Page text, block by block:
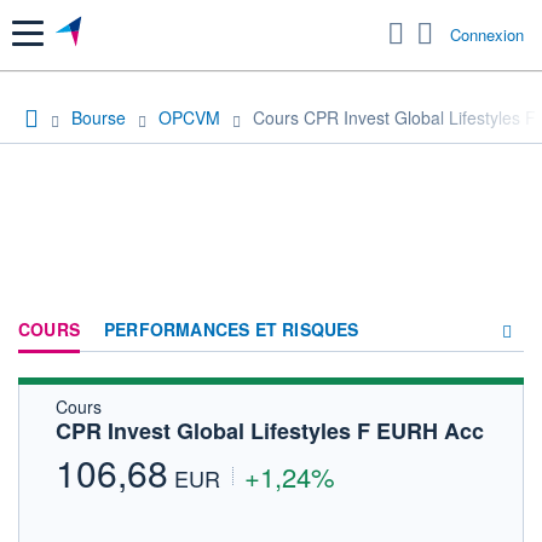
Menu Connexion
Bourse OPCVM Cours CPR Invest Global Lifestyles F
COURS PERFORMANCES ET RISQUES
FORUM
Cours
CPR Invest Global Lifestyles F EURH Acc
106,68 EUR +1,24%